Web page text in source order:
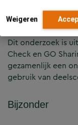
Weigeren
Samenwerking
Dit onderzoek is
Check en GO
gezamenlijk een
gebruik van
Bijzonder